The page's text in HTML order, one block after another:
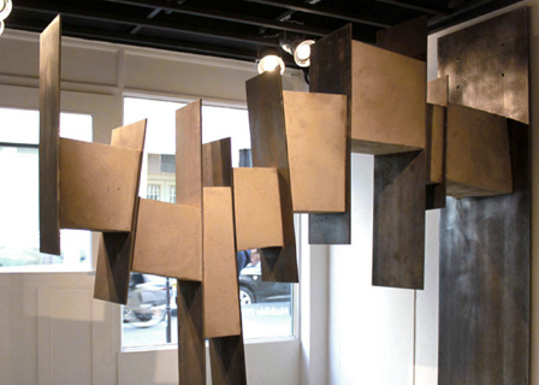
2010
"PASSE PAS DESSOUS..."